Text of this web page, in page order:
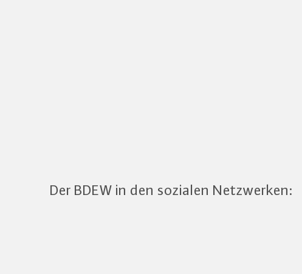
Der BDEW in den sozialen Netzwerken: